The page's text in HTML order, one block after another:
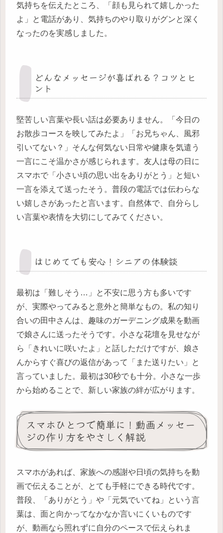
気持ちを伝えたところ、「顔も見られて嬉しかった
よ」と電話があり、気持ちのやり取りがグンと深く
なったのを実感しました。
どんなメッセージが喜ばれる？コツとヒ
ント
堅苦しい言葉や長い話は必要ありません。「今日の
お散歩コースを映してみたよ」「お兄ちゃん、風邪
引いてない？」そんな何気ない日常や健康を気遣う
一言にこそ温かさが感じられます。友人は母の日に
スマホで「小さい頃の思い出をありがとう」と短い
一言を添えて送ったそう。普段の電話では伝わらな
い嬉しさがあったと言います。自然体で、自分らし
い言葉や表情を大切にしてみてください。
はじめてでも安心！シニアの体験談
最初は「難しそう…」と不安に思う方も多いです
が、実際やってみると意外と簡単なもの。私の知り
合いの田中さんは、趣味のガーデニング成果を動画
で娘さんに送ったそうです。小さな花壇を見せなが
ら「きれいに咲いたよ」と話しただけですが、娘さ
んからすぐ喜びの返信があって「また送りたい」と
言っていました。最初は30秒でも十分。小さな一歩
から始めることで、新しい家族の絆が広がります。
スマホひとつで簡単に！動画メッセー
ジの作り方をやさしく解説
スマホがあれば、家族への感謝や日頃の気持ちを動
画で伝えることが、とても手軽にできる時代です。
普段、「ありがとう」や「元気でいてね」という言
葉は、面と向かってなかなか言いにくいものです
が、動画なら照れずに自分のペースで伝えられま